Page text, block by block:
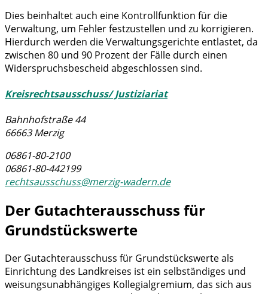
Dies beinhaltet auch eine Kontrollfunktion für die
Verwaltung, um Fehler festzustellen und zu korrigieren.
Hierdurch werden die Verwaltungsgerichte entlastet, da
zwischen 80 und 90 Prozent der Fälle durch einen
Widerspruchsbescheid abgeschlossen sind.
Kreisrechtsausschuss/ Justiziariat
Bahnhofstraße 44
66663 Merzig
06861-80-2100
06861-80-442199
rechtsausschuss@merzig-wadern.de
Der Gutachterausschuss für
Grundstückswerte
Der Gutachterausschuss für Grundstückswerte als
Einrichtung des Landkreises ist ein selbständiges und
weisungsunabhängiges Kollegialgremium, das sich aus